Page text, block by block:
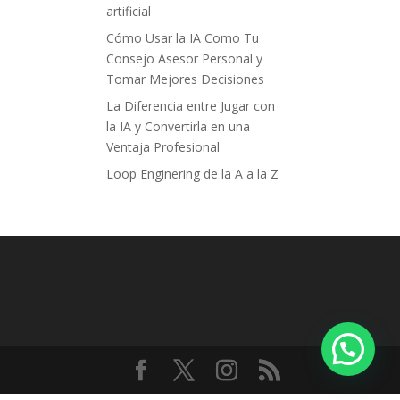
artificial
Cómo Usar la IA Como Tu
Consejo Asesor Personal y
Tomar Mejores Decisiones
La Diferencia entre Jugar con
la IA y Convertirla en una
Ventaja Profesional
Loop Enginering de la A a la Z